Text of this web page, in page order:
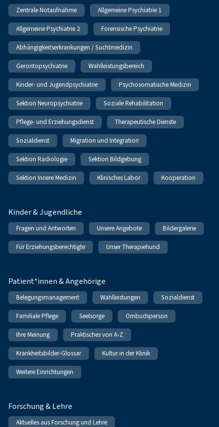
Zentrale Notaufnahme Allgemeine Psychiatrie 1
Allgemeine Psychiatrie 2 Forensische Psychiatrie
Abhängigkeitserkrankungen / Suchtmedizin
Gerontopsychiatrie Wahlleistungsbereich
Kinder- und Jugendpsychiatrie Psychosomatische Medizin
Sektion Neuropsychiatrie Soziale Rehabilitation
Pflege- und Erziehungsdienst Therapeutische Dienste
Sozialdienst Migration und Integration
Sektion Radiologie Sektion Bildgebung
Sektion Innere Medizin Klinisches Labor Kooperation
Kinder & Jugendliche
Fragen und Antworten Unsere Angebote Bildergalerie
Für Erziehungsberechtigte Unser Therapiehund
Patient*innen & Angehörige
Belegungsmanagement Wahlleistungen Sozialdienst
Familiale Pflege Seelsorge Ombudsperson
Ihre Meinung Praktisches von A-Z
Krankheitsbilder-Glossar Kultur in der Klinik
Weitere Einrichtungen
Forschung & Lehre
Aktuelles aus Forschung und Lehre